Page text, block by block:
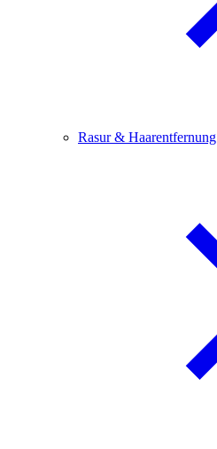
Rasur & Haarentfernung